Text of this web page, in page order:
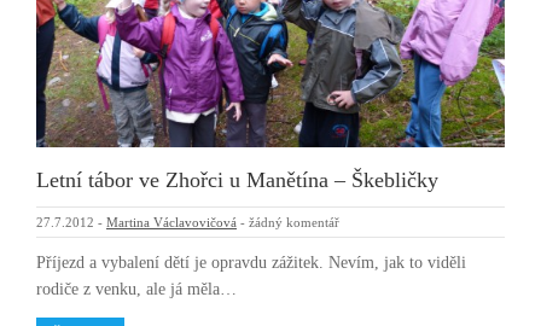
Letní tábor ve Zhořci u Manětína – Škebličky
27.7.2012 - Martina Václavovičová - žádný komentář
Příjezd a vybalení dětí je opravdu zážitek. Nevím, jak to viděli
rodiče z venku, ale já měla…